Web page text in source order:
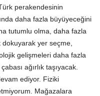
perakendesinin
daha fazla büyüyeceğini
tutumlu olma, daha fazla
dokuyarak yer seçme,
gelişmeleri daha fazla
ağırlık taşıyacak.
ediyor. Fiziki
Mağazalara